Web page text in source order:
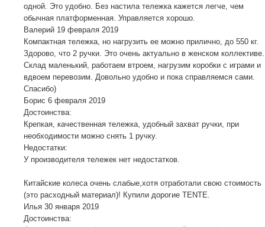
одной. Это удобно. Без настила тележка кажется легче, чем
обычная платформенная. Управляется хорошо.
Валерий 19 февраля 2019
Компактная тележка, но нагрузить ее можно прилично, до 550 кг.
Здорово, что 2 ручки. Это очень актуально в женском коллективе.
Склад маленький, работаем втроем, нагрузим коробки с играми и
вдвоем перевозим. Довольно удобно и пока справляемся сами.
Спасибо)
Борис 6 февраля 2019
Достоинства:
Крепкая, качественная тележка, удобный захват ручки, при
необходимости можно снять 1 ручку.
Недостатки:
У производителя тележек нет недостатков.
Китайские колеса очень слабые,хотя отработали свою стоимость
(это расходный материал)! Купили дорогие TENTE.
Илья 30 января 2019
Достоинства: